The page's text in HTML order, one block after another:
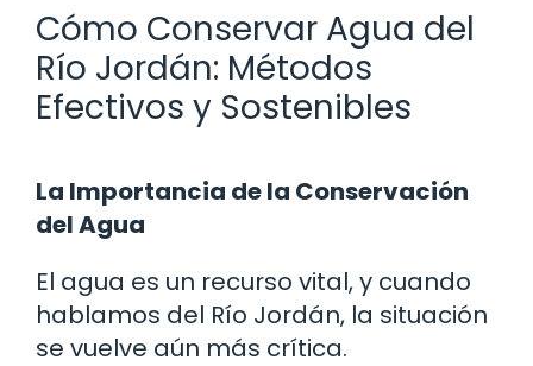
Cómo Conservar Agua del
Río Jordán: Métodos
Efectivos y Sostenibles
La Importancia de la Conservación
del Agua
El agua es un recurso vital, y cuando
hablamos del Río Jordán, la situación
se vuelve aún más crítica.